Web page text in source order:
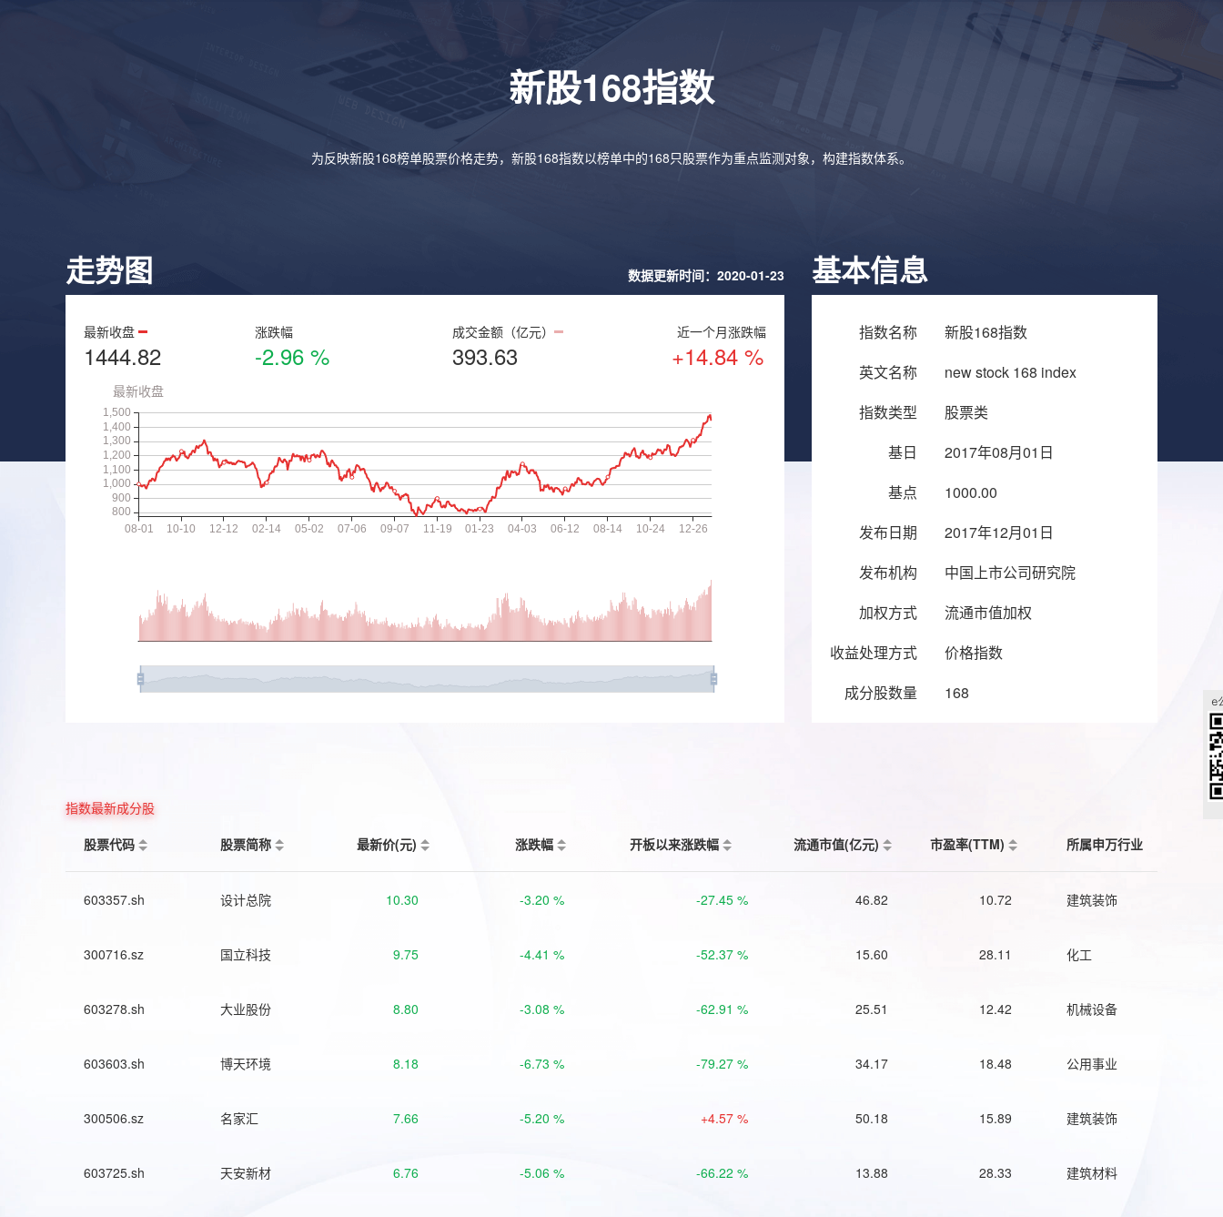
新股168指数
为反映新股168榜单股票价格走势，新股168指数以榜单中的168只股票作为重点监测对象，构建指数体系。
走势图 数据更新时间：2020-01-23
最新收盘
1444.82
涨跌幅
-2.96 %
成交金额（亿元）
393.63
近一个月涨跌幅
+14.84 %
基本信息
指数名称
新股168指数
英文名称
new stock 168 index
指数类型
股票类
基日
2017年08月01日
基点
1000.00
发布日期
2017年12月01日
发布机构
中国上市公司研究院
加权方式
流通市值加权
收益处理方式
价格指数
成分股数量
168
指数最新成分股
股票代码
股票简称 最新价(元) 涨跌幅 开板以来涨跌幅 流通市值(亿元) 市盈率(TTM) 所属申万行业
603357.sh 设计总院 10.30 -3.20 % -27.45 % 46.82 10.72 建筑装饰
300716.sz 国立科技 9.75 -4.41 % -52.37 % 15.60 28.11 化工
603278.sh 大业股份 8.80 -3.08 % -62.91 % 25.51 12.42 机械设备
603603.sh 博天环境 8.18 -6.73 % -79.27 % 34.17 18.48 公用事业
300506.sz 名家汇 7.66 -5.20 % +4.57 % 50.18 15.89 建筑装饰
603725.sh 天安新材 6.76 -5.06 % -66.22 % 13.88 28.33 建筑材料